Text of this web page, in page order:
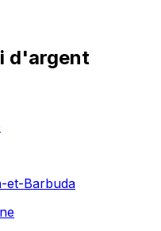
d'argent
et-Barbuda